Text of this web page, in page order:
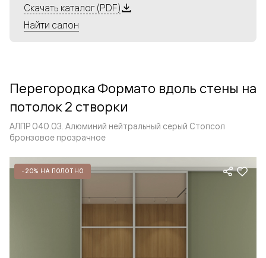
Алюминиевые перегородки имеют единый профиль
с алюминиевыми дверьми и легко сочетаются в одном
алюминиевых перегородок и дверей координируется
со стеновыми панелями Волховец.
Скачать каталог (PDF)
Найти салон
Перегородка Формато вдоль стены на
потолок 2 створки
АЛПР 040.03. Алюминий нейтральный серый Стопсол
бронзовое прозрачное
-20% НА ПОЛОТНО